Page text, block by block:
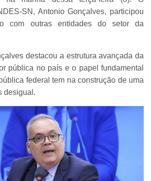
SN, Antonio Gonçalves, participou
com outras entidades do setor da
destacou a estrutura avançada da
pública no país e o papel fundamental
federal tem na construção de uma
desigual.